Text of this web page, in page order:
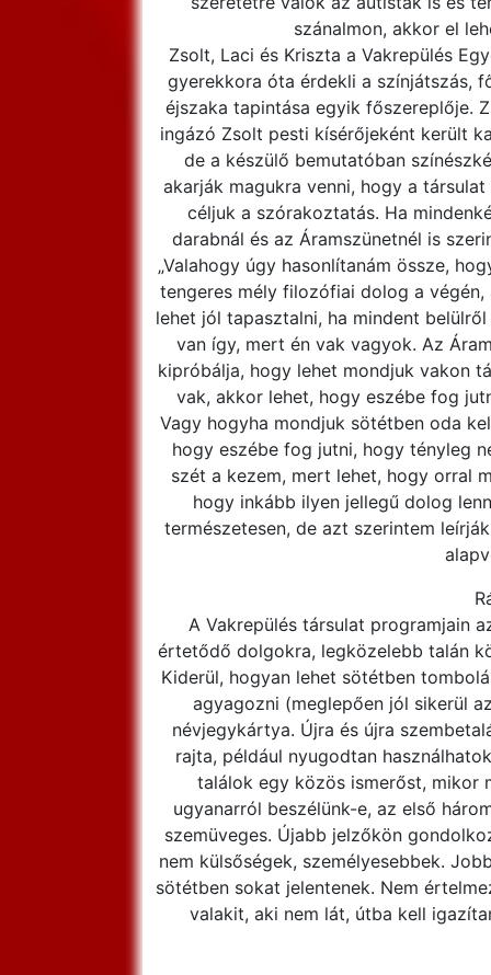
szánalmon, akkor el
Zsolt, Laci és Kriszta a Vakrepülés
gyerekkora óta érdekli a színjátszás,
éjszaka tapintása egyik főszereplője.
ingázó Zsolt pesti kísérőjeként került
de a készülő bemutatóban
akarják magukra venni, hogy a
céljuk a szórakoztatás. Ha
darabnál és az Áramszünetnél is
„Valahogy úgy hasonlítanám össze,
tengeres mély filozófiai dolog a
lehet jól tapasztalni, ha mindent
van így, mert én vak vagyok. Az
kipróbálja, hogy lehet mondjuk vakon
vak, akkor lehet, hogy eszébe fog
Vagy hogyha mondjuk sötétben oda
hogy eszébe fog jutni, hogy tényleg
szét a kezem, mert lehet, hogy orral
hogy inkább ilyen jellegű dolog
természetesen, de azt szerintem
A Vakrepülés társulat programjain
értetődő dolgokra, legközelebb talán
Kiderül, hogyan lehet sötétben
agyagozni (meglepően jól sikerül
névjegykártya. Újra és újra
rajta, például nyugodtan
találok egy közös ismerőst, mikor
ugyanarról beszélünk-e, az első
szemüveges. Újabb jelzőkön
nem külsőségek, személyesebbek.
sötétben sokat jelentenek. Nem
valakit, aki nem lát, útba kell